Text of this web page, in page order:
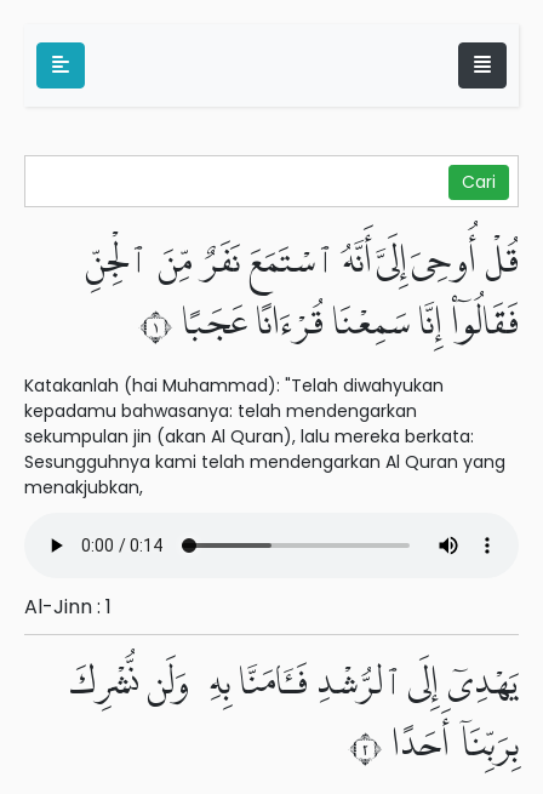
قُلْ أُوحِىَ إِلَىَّ أَنَّهُ ٱسْتَمَعَ نَفَرٌ مِّنَ ٱلْجِنِّ
فَقَالُوٓا۟ إِنَّا سَمِعْنَا قُرْءَانًا عَجَبًا ١
Katakanlah (hai Muhammad): "Telah diwahyukan
kepadamu bahwasanya: telah mendengarkan
sekumpulan jin (akan Al Quran), lalu mereka berkata:
Sesungguhnya kami telah mendengarkan Al Quran yang
menakjubkan,
Al-Jinn : 1
يَهْدِىٓ إِلَى ٱلرُّشْدِ فَـَٔامَنَّا بِهِۦ وَلَن نُّشْرِكَ
بِرَبِّنَآ أَحَدًا ٢